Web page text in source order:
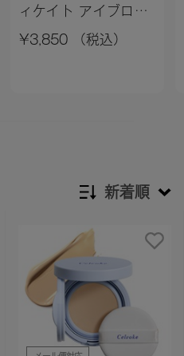
ィケイト アイブロウ
パウダー 13＜2026
¥3,850 （税込）
新着順
発売日順
価格が安い
価格が高い
レビューが多い順